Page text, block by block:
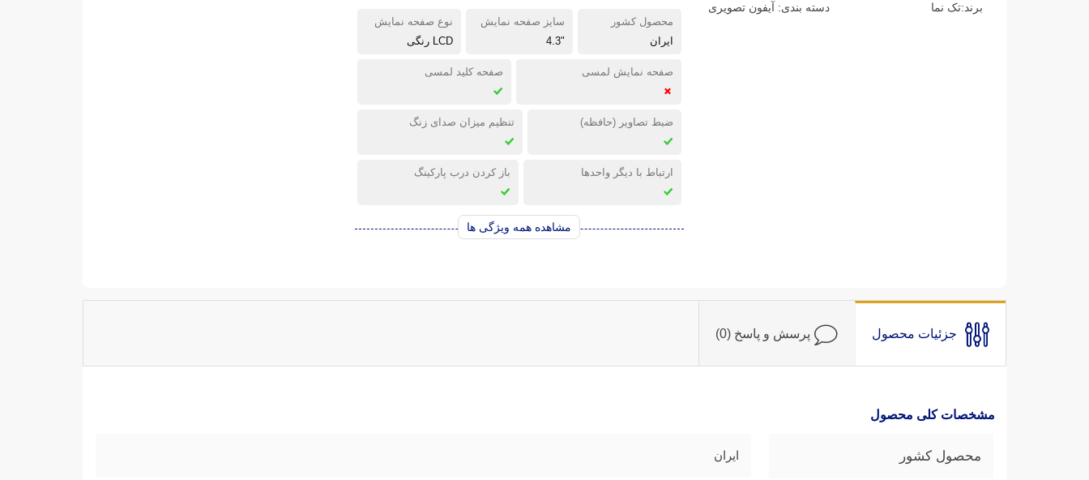
برند:تک نما دسته بندی: آیفون تصویری
محصول کشور
ایران
سایز صفحه نمایش
"4.3
نوع صفحه نمایش
LCD رنگی
صفحه نمایش لمسی صفحه کلید لمسی
ضبط تصاویر (حافظه) تنظیم میزان صدای زنگ
ارتباط با دیگر واحدها باز کردن درب پارکینگ
مشاهده همه ویژگی ها
جزئیات محصول پرسش و پاسخ (0)
مشخصات کلی محصول
محصول کشور ایران